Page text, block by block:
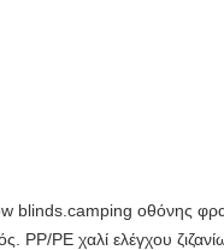
blinds.camping οθόνης
PP/PE χαλί ελέγχου